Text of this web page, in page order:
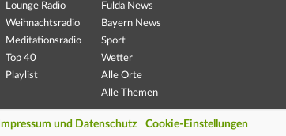
Lounge Radio
Weihnachtsradio
Meditationsradio
Top 40
Playlist
Fulda News
Bayern News
Sport
Wetter
Alle Orte
Alle Themen
Impressum und Datenschutz Cookie-Einstellungen